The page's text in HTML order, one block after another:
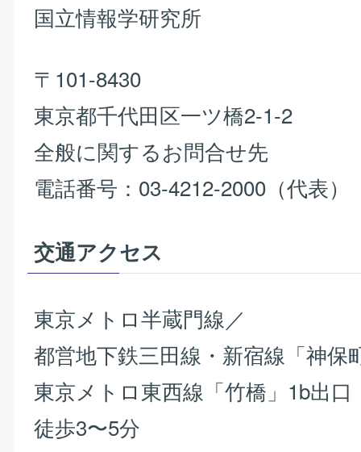
国立情報学研究所
〒101-8430
東京都千代田区一ツ橋2-1-2
全般に関するお問合せ先
電話番号：03-4212-2000（代表）
交通アクセス
東京メトロ半蔵門線／
都営地下鉄三田線・新宿線「神保
東京メトロ東西線「竹橋」1b出口
徒歩3〜5分